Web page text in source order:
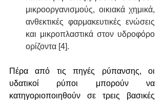
μικροοργανισμούς, οικιακά χημικά,
ανθεκτικές φαρμακευτικές ενώσεις
και μικροπλαστικά στον υδροφόρο
ορίζοντα [4].
Πέρα από τις πηγές ρύπανσης, οι
υδατικοί ρύποι μπορούν να
κατηγοριοποιηθούν σε τρεις βασικές